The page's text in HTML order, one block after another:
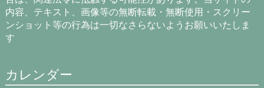
内容、テキスト、画像等の無断転載・無断使用・スクリー
ンショット等の行為は一切なさらないようお願いいたしま
す
カレンダー